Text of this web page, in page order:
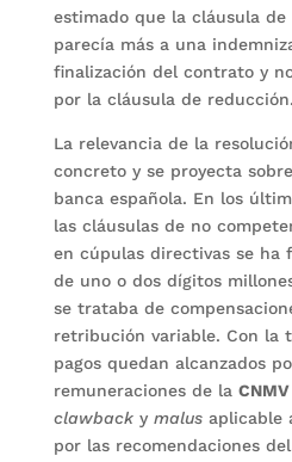
estimado que la cláusula
parecía más a una
finalización del contrato y
por la cláusula de reducción.
La relevancia de la
concreto y se proyecta
banca española. En los
las cláusulas de no
en cúpulas directivas se ha
de uno o dos dígitos
se trataba de
retribución variable. Con la
pagos quedan alcanzados
remuneraciones de la CNMV
clawbacky malusaplicable
por las recomendaciones